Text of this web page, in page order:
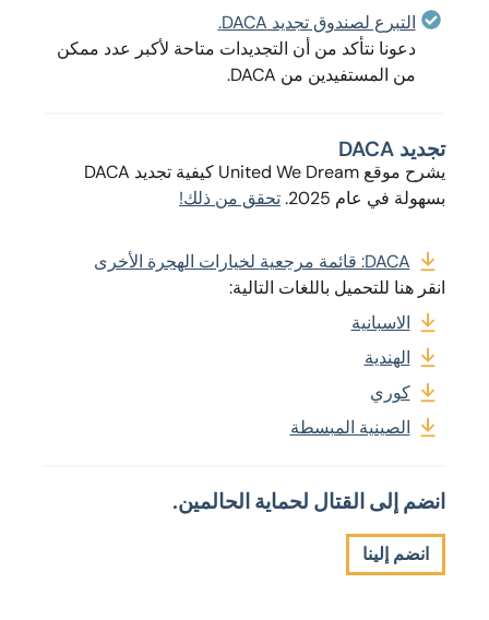
التبرع لصندوق تجديد DACA.
دعونا نتأكد من أن التجديدات متاحة لأكبر عدد ممكن
من المستفيدين من DACA.
تجديد DACA
يشرح موقع United We Dream كيفية تجديد DACA
بسهولة في عام 2025.
تحقق من ذلك!
DACA: قائمة مرجعية لخيارات الهجرة الأخرى
انقر هنا للتحميل باللغات التالية:
الاسبانية
الهندية
كوري
الصينية المبسطة
انضم إلى القتال لحماية الحالمين.
انضم إلينا